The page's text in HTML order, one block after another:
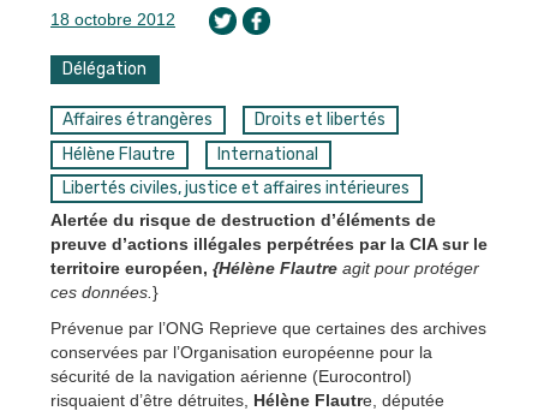
18 octobre 2012
Délégation
Affaires étrangères
Droits et libertés
Hélène Flautre
International
Libertés civiles, justice et affaires intérieures
Alertée du risque de destruction d’éléments de
preuve d’actions illégales perpétrées par la CIA sur le
territoire européen, {Hélène Flautre agit pour protéger
ces données. }
Prévenue par l’ONG Reprieve que certaines des archives
conservées par l’Organisation européenne pour la
sécurité de la navigation aérienne (Eurocontrol)
risquaient d’être détruites, Hélène Flautre, députée